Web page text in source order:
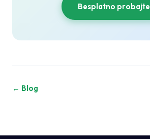
Besplatno probajte
← Blog